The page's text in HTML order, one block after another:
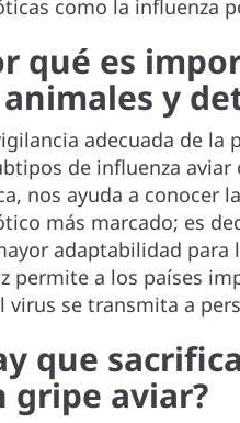
como la influenza
qué es
y
adecuada de la
de influenza
nos ayuda a conocer
más marcado; es
adaptabilidad para
permite a los países
virus se transmita a
que
gripe aviar?